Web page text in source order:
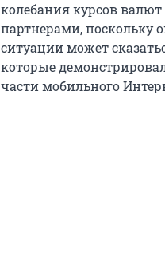
колебания курсов
партнерами, поскольку
ситуации может
которые
части мобильного